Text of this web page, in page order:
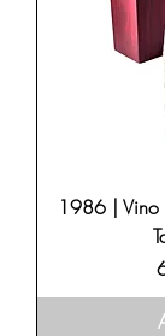
1986 | Vino